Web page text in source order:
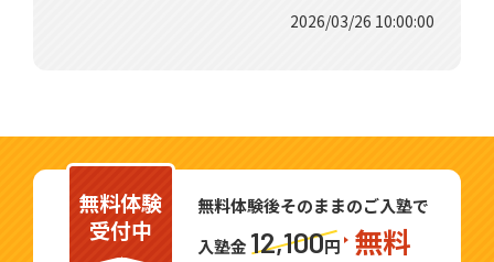
2026/03/26 10:00:00
無料体験
受付中
無料体験後そのままのご入塾で
入塾金 12,100円 無料